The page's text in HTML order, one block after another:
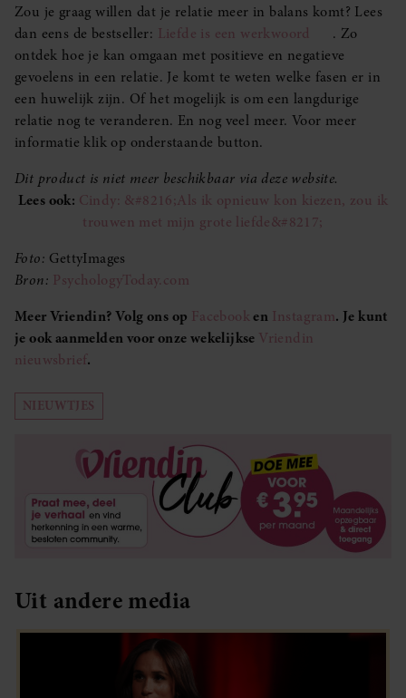
Zou je graag willen dat je relatie meer in balans komt? Lees
dan eens de bestseller: Liefde is een werkwoord
. Zo
ontdek hoe je kan omgaan met positieve en negatieve
gevoelens in een relatie. Je komt te weten welke fasen er in
een huwelijk zijn. Of het mogelijk is om een langdurige
relatie nog te veranderen. En nog veel meer. Voor meer
informatie klik op onderstaande button.
Dit product is niet meer beschikbaar via deze website.
Lees ook: Cindy: &#8216;Als ik opnieuw kon kiezen, zou ik
trouwen met mijn grote liefde&#8217;
Foto: GettyImages
Bron: PsychologyToday.com
Meer Vriendin? Volg ons op Facebooken Instagram. Je kunt
je ook aanmelden voor onze wekelijkse Vriendin
nieuwsbrief.
NIEUWTJES
Uit andere media